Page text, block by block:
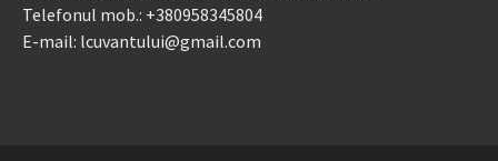
Telefonul mob.: +380958345804
E-mail: lcuvantului@gmail.com